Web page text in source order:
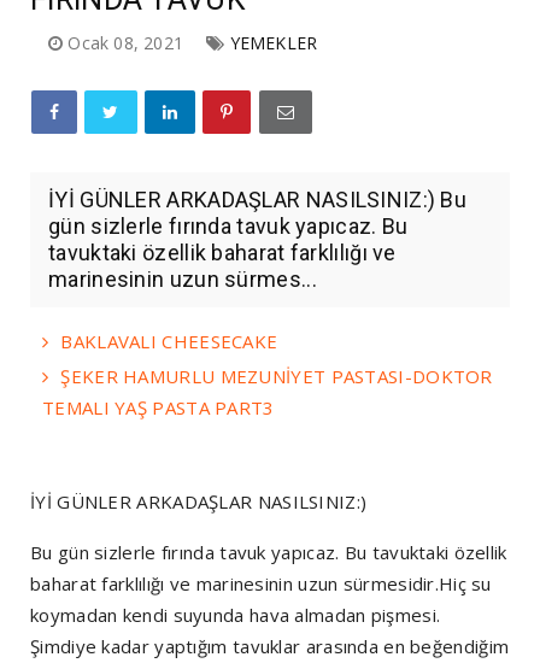
Ocak 08, 2021 YEMEKLER
İYİ GÜNLER ARKADAŞLAR NASILSINIZ:) Bu
gün sizlerle fırında tavuk yapıcaz. Bu
tavuktaki özellik baharat farklılığı ve
marinesinin uzun sürmes...
BAKLAVALI CHEESECAKE
ŞEKER HAMURLU MEZUNİYET PASTASI-DOKTOR
TEMALI YAŞ PASTA PART3
İYİ GÜNLER ARKADAŞLAR NASILSINIZ:)
Bu gün sizlerle fırında tavuk yapıcaz. Bu tavuktaki özellik
baharat farklılığı ve marinesinin uzun sürmesidir.Hiç su
koymadan kendi suyunda hava almadan pişmesi.
Şimdiye kadar yaptığım tavuklar arasında en beğendiğim